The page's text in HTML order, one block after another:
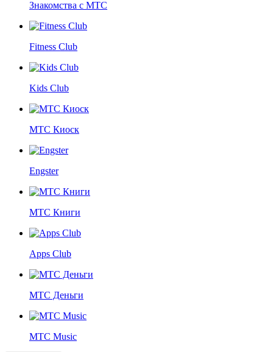
Знакомства с МТС
Fitness Club
Kids Club
МТС Киоск
Engster
МТС Книги
Apps Club
МТС Деньги
МТС Music